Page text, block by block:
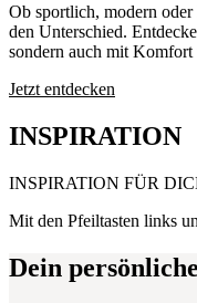
Ob sportlich, modern
den Unterschied.
sondern auch mit Komfort
Jetzt entdecken
INSPIRATION
INSPIRATION FÜR
Mit den Pfeiltasten links
Dein